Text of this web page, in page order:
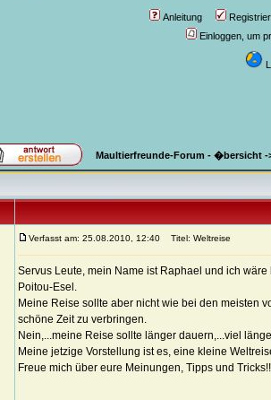
Anleitung
Einloggen, um
Maultierfreunde-Forum - �bersicht -
Verfasst am: 25.08.2010, 12:40 Titel: Weltreise
Servus Leute, mein Name ist Raphael und ich
Poitou-Esel.
Meine Reise sollte aber nicht wie bei den meisten
schöne Zeit zu verbringen.
Nein,...meine Reise sollte länger dauern,...viel
Meine jetzige Vorstellung ist es, eine kleine
Freue mich über eure Meinungen, Tipps und Tricks!!